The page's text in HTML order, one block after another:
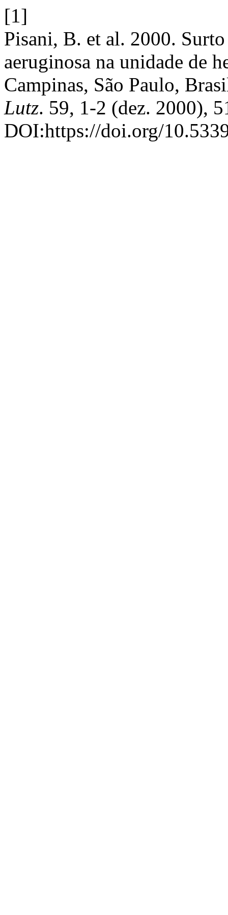
[1]
Pisani, B. et al. 2000.
aeruginosa na unidade de
Campinas, São Paulo,
Lutz. 59, 1-2 (dez. 2000),
DOI:https://doi.org/